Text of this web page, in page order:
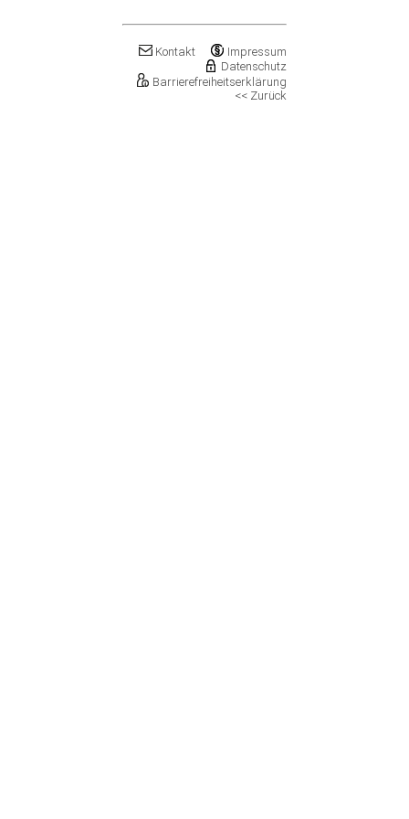
Klötze, Stadt
Könnern, Stadt
Impressum
Kontakt
Datenschutz
Barrierefreiheitserklärung
<< Zurück